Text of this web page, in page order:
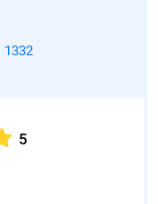
1332
5